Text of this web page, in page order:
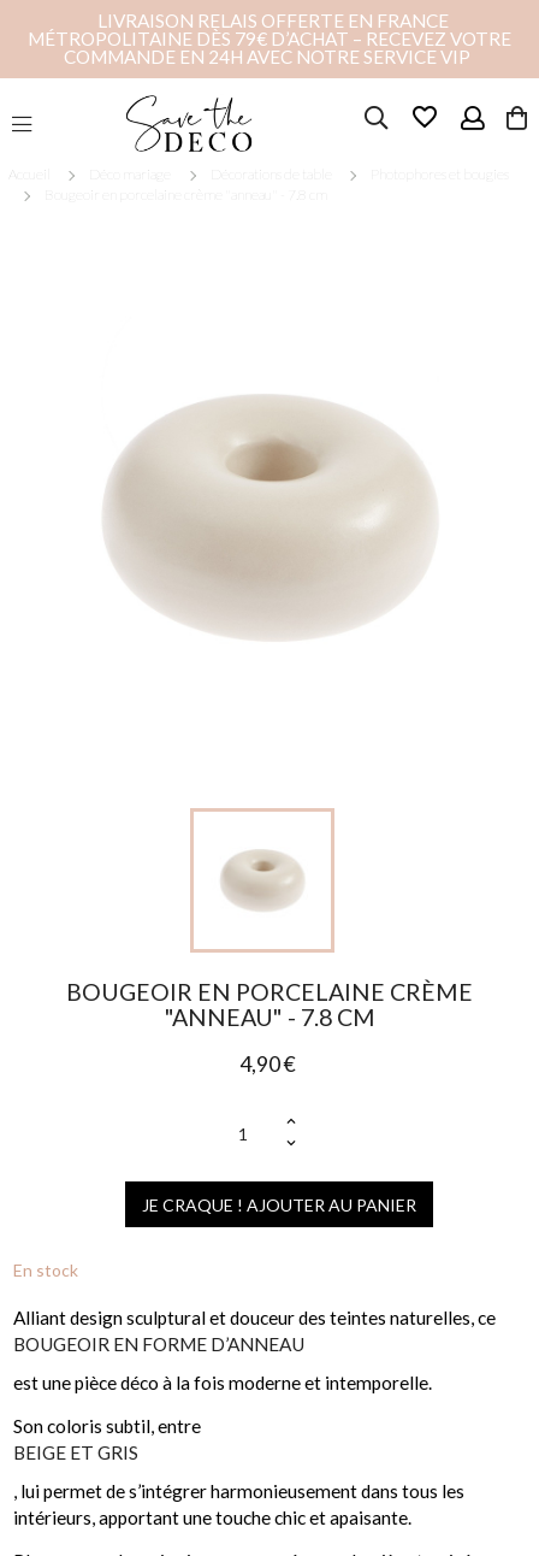
LIVRAISON RELAIS OFFERTE EN FRANCE
MÉTROPOLITAINE DÈS 79€ D’ACHAT – RECEVEZ VOTRE
COMMANDE EN 24H AVEC NOTRE SERVICE VIP
favorite_border
Accueil Déco mariage Décorations de table
Photophores et bougies
Bougeoir en porcelaine crème "anneau" - 7.8 cm
BOUGEOIR EN PORCELAINE CRÈME
"ANNEAU" - 7.8 CM
4,90 €
JE CRAQUE ! AJOUTER AU PANIER
En stock
Alliant design sculptural et douceur des teintes naturelles, ce
BOUGEOIR EN FORME D’ANNEAU
est une pièce déco à la fois moderne et intemporelle.
Son coloris subtil, entre
BEIGE ET GRIS
, lui permet de s’intégrer harmonieusement dans tous les
intérieurs, apportant une touche chic et apaisante.